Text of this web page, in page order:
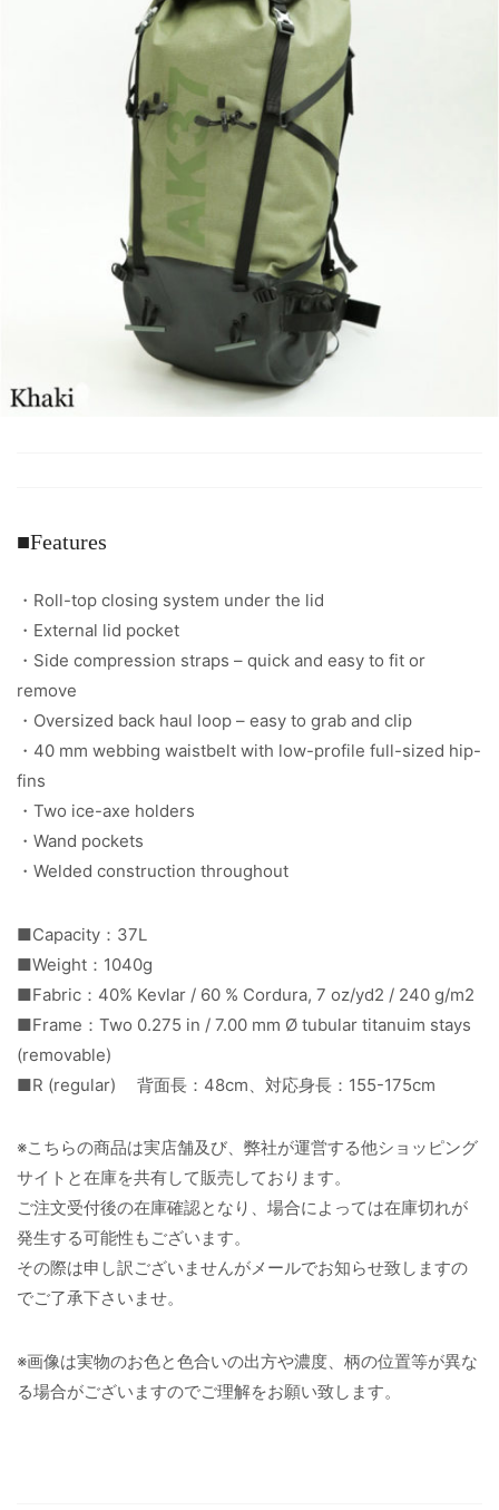
■Features
・Roll-top closing system under the lid
・External lid pocket
・Side compression straps – quick and easy to fit or
remove
・Oversized back haul loop – easy to grab and clip
・40 mm webbing waistbelt with low-profile full-sized hip-
fins
・Two ice-axe holders
・Wand pockets
・Welded construction throughout
■Capacity：37L
■Weight：1040g
■Fabric：40% Kevlar / 60 % Cordura, 7 oz/yd2 / 240 g/m2
■Frame：Two 0.275 in / 7.00 mm Ø tubular titanuim stays
(removable)
■R (regular) 背面長：48cm、対応身長：155-175cm
※こちらの商品は実店舗及び、弊社が運営する他ショッピング
サイトと在庫を共有して販売しております。
ご注文受付後の在庫確認となり、場合によっては在庫切れが
発生する可能性もございます。
その際は申し訳ございませんがメールでお知らせ致しますの
でご了承下さいませ。
※画像は実物のお色と色合いの出方や濃度、柄の位置等が異な
る場合がございますのでご理解をお願い致します。